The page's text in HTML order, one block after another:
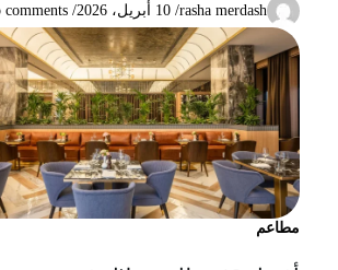
rasha merdash
/ 10 أبريل، 2026 / No comments
مطاعم